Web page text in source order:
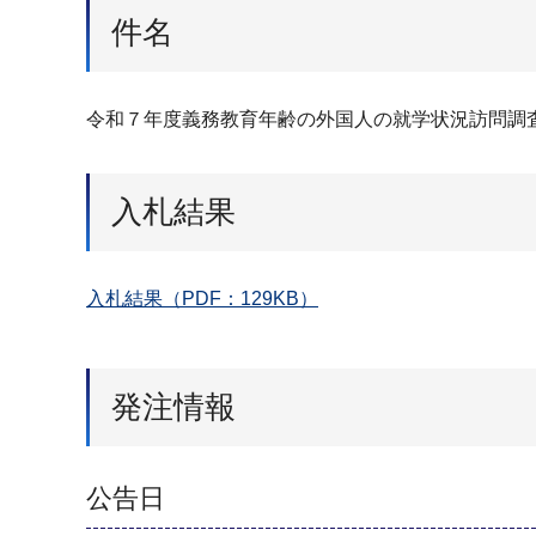
件名
令和７年度義務教育年齢の外国人の就学状況訪問調
入札結果
入札結果（PDF：129KB）
発注情報
公告日